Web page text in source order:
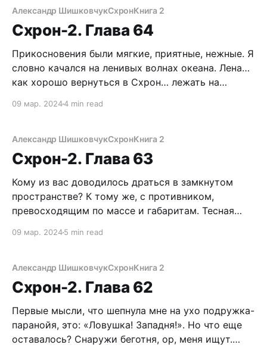
узнанным в такой толпе. Кстати, таксист оказался
тот
Александр ШишковчукСхронКнига 2
Схрон-2. Глава 64
Прикосновения были мягкие, приятные, нежные. Я
словно качался на ленивых волнах океана. Лена…
как хорошо вернуться в Схрон… лежать на
ведь должен спасти Вована! По кусочкам начали
рыбзавод, Таня… потом я переоделся в пендоса…
а потом. Бля, да меня
09 мар. 20244 min read
Александр ШишковчукСхронКнига 2
Схрон-2. Глава 63
Кому из вас доводилось драться в замкнутом
пространстве? К тому же, с противником,
превосходящим по массе и габаритам. Тесная
Даже с вертухи не ушатать агрессивного
решение. Опрокинулся на спину и ногами
перекинул через себя массивное тело. Бугай,
ожидавший,
09 мар. 20245 min read
Александр ШишковчукСхронКнига 2
Схрон-2. Глава 62
Первые мысли, что шепнула мне на ухо подружка-
паранойя, это: «Ловушка! Западня!». Но что еще
оставалось? Снаружи беготня, ор, меня ищут.